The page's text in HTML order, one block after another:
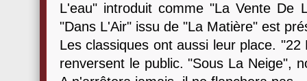
L'eau" introduit comme "La Vente De
"Dans L'Air" issu de "La Matière" est
Les classiques ont aussi leur place.
renversent le public. "Sous La Neige",